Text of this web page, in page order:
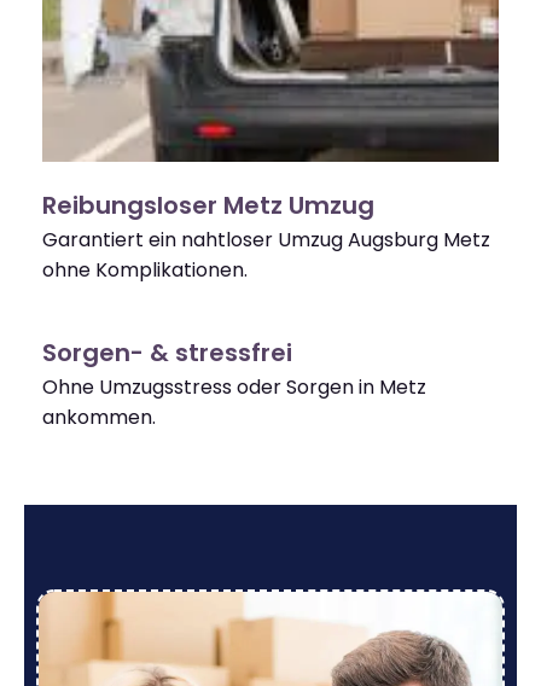
Reibungsloser Metz Umzug
Garantiert ein nahtloser Umzug Augsburg Metz
ohne Komplikationen.
Sorgen- & stressfrei
Ohne Umzugsstress oder Sorgen in Metz
ankommen.